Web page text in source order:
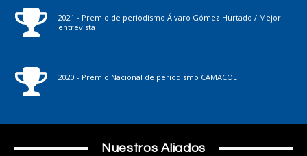
2021 - Premio de periodismo Álvaro Gómez Hurtado / Mejor
entrevista
2020 - Premio Nacional de periodismo CAMACOL
Nuestros Aliados